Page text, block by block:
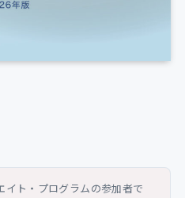
ト・プログラムの参加者で